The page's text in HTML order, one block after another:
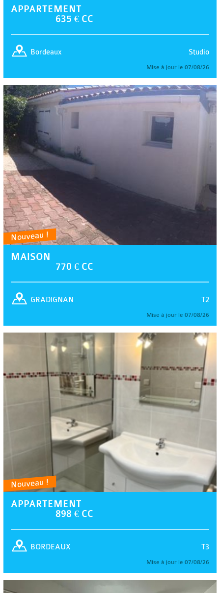
APPARTEMENT
635 € CC
Studio
Bordeaux
Mise à jour le 07/08/26
Nouveau !
MAISON
770 € CC
T2
GRADIGNAN
Mise à jour le 07/08/26
Nouveau !
APPARTEMENT
898 € CC
T3
BORDEAUX
Mise à jour le 07/08/26